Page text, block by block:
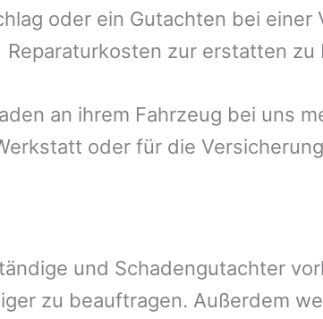
oder ein Gutachten bei
Reparaturkosten zur erstatten zu
an ihrem Fahrzeug bei uns
oder für die
und Schadengutachter
zu beauftragen. Außerdem